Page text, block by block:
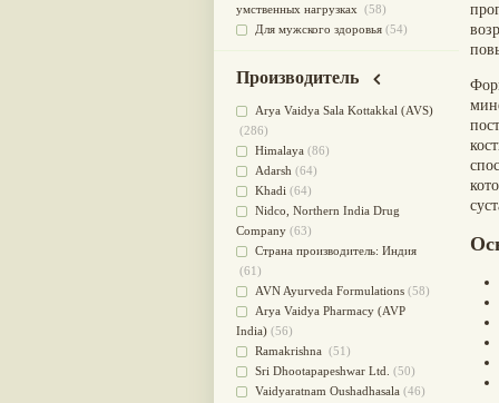
умственных нагрузках (58)
Для мужского здоровья (54)
применения
(51)
Для приготовления пищи(49)
от инфекций мочеполовой
системы(49)
Для стабилизации деятельности
ЦНС(47)
для суставов(47)
Лечит опухоли и отеки
Для медитации(44)
выводит токсины
Для здоровья печени(41)
Для тела(39)
для очищения крови
При диабете (38)
Антиоксидант(37)
Для Капха(Кафа) доши(37)
Производитель
Arya Vaidya Sala Kottakkal (AVS)
(286)
Himalaya (86)
Adarsh (64)
Khadi (64)
Nidсo, Northern India Drug
Company (63)
Страна производитель: Индия
(61)
AVN Ayurveda Formulations (58)
Arya Vaidya Pharmacy (AVP
India) (56)
Ramakrishna (51)
Sri Dhootapapeshwar Ltd. (50)
Vaidyaratnam Oushadhasala (46)